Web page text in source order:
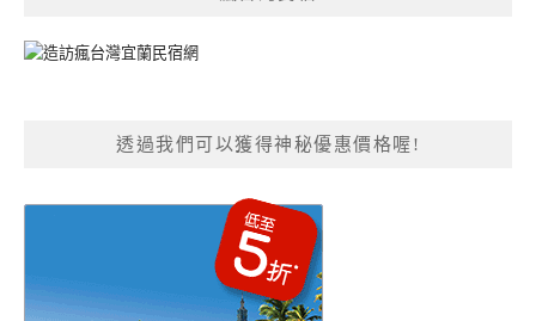
透過我們可以獲得神秘優惠價格喔!